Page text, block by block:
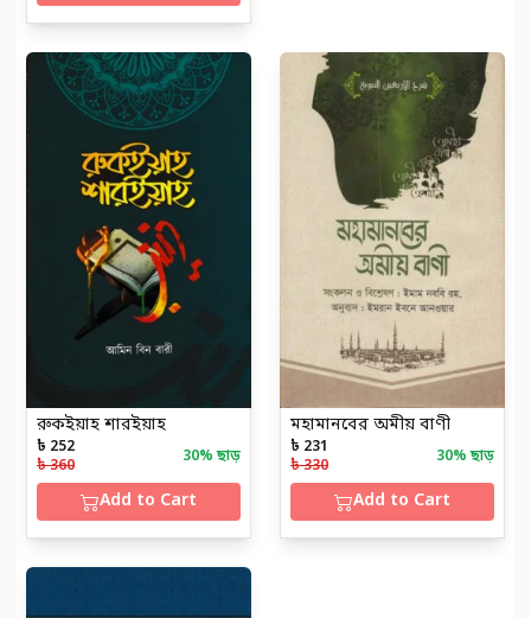
রুকইয়াহ শারইয়াহ
৳ 252
৳ 360
30% ছাড়
Add to Cart
মহামানবের অমীয় বাণী
৳ 231
৳ 330
30% ছাড়
Add to Cart